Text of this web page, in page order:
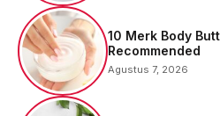
10 Merk Body
Recommended
Agustus 7, 2026